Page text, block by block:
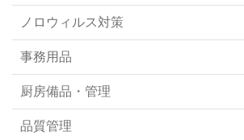
ノロウィルス対策
事務用品
厨房備品・管理
品質管理